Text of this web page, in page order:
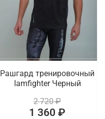
Рашгард тренировочный
Iamfighter Черный
2 720 ₽
1 360 ₽